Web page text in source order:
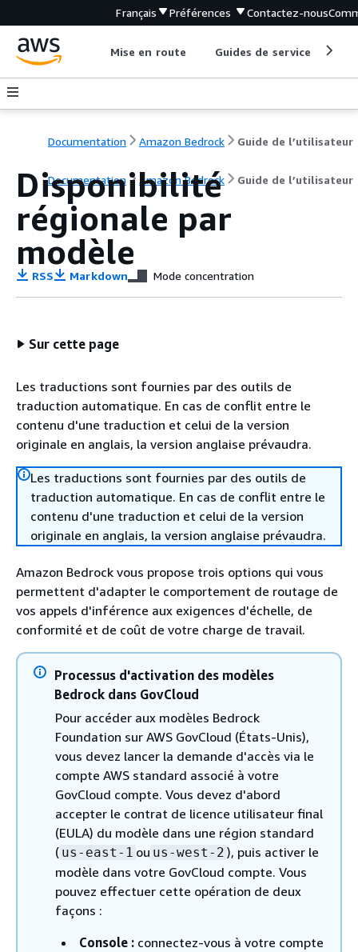
Français Préférences Contactez-nous
Mise en route Guides de service
Documentation Amazon Bedrock Guide de l’utilisateur
Documentation Amazon Bedrock Guide de l’utilisateur
Disponibilité
régionale par
modèle
RSS Markdown Mode concentration
Sur cette page
Les traductions sont fournies par des outils de
traduction automatique. En cas de conflit entre le
contenu d'une traduction et celui de la version
originale en anglais, la version anglaise prévaudra.
Les traductions sont fournies par des outils de
traduction automatique. En cas de conflit entre le
contenu d'une traduction et celui de la version
originale en anglais, la version anglaise prévaudra.
Amazon Bedrock vous propose trois options qui vous
permettent d'adapter le comportement de routage de
vos appels d'inférence aux exigences d'échelle, de
conformité et de coût de votre charge de travail.
Processus d'activation des modèles
Bedrock dans GovCloud
Pour accéder aux modèles Bedrock
Foundation sur AWS GovCloud (États-Unis),
vous devez lancer la demande d'accès via le
compte AWS standard associé à votre
GovCloud compte. Vous devez d'abord
accepter le contrat de licence utilisateur final
(EULA) du modèle dans une région standard
( us-east-1 ou us-west-2 ), puis activer le
modèle dans votre GovCloud compte. Vous
pouvez effectuer cette opération de deux
façons :
Console : connectez-vous à votre compte